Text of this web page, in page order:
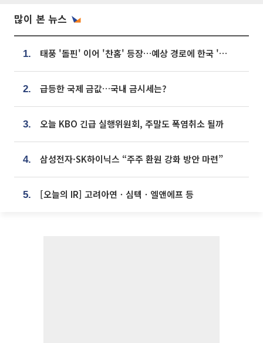
많이 본 뉴스
1. 태풍 '돌핀' 이어 '찬홈' 등장…예상 경로에 한국 '한숨'
2. 급등한 국제 금값…국내 금시세는?
3. 오늘 KBO 긴급 실행위원회, 주말도 폭염취소 될까
4. 삼성전자·SK하이닉스 “주주 환원 강화 방안 마련”
5. [오늘의 IR] 고려아연ㆍ심텍ㆍ엘앤에프 등